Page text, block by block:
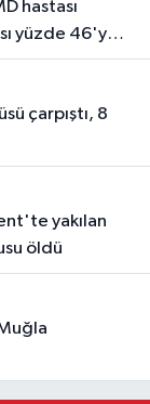
yüzde 46'ya
öldü